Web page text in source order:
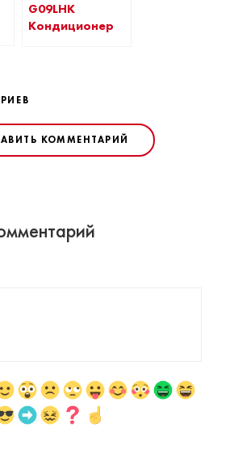
G09LHK
Кондиционер
КОММЕНТАРИЙ